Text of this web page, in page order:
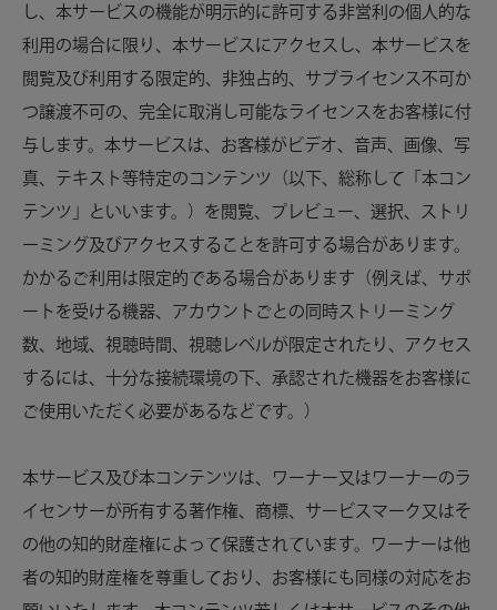
し、本サービスの機能が明示的に許可する非営利の個人的な
利用の場合に限り、本サービスにアクセスし、本サービスを
閲覧及び利用する限定的、非独占的、サブライセンス不可か
つ譲渡不可の、完全に取消し可能なライセンスをお客様に付
与します。本サービスは、お客様がビデオ、音声、画像、写
真、テキスト等特定のコンテンツ（以下、総称して「本コン
テンツ」といいます。）を閲覧、プレビュー、選択、ストリ
ーミング及びアクセスすることを許可する場合があります。
かかるご利用は限定的である場合があります（例えば、サポ
ートを受ける機器、アカウントごとの同時ストリーミング
数、地域、視聴時間、視聴レベルが限定されたり、アクセス
するには、十分な接続環境の下、承認された機器をお客様に
ご使用いただく必要があるなどです。）
本サービス及び本コンテンツは、ワーナー又はワーナーのラ
イセンサーが所有する著作権、商標、サービスマーク又はそ
の他の知的財産権によって保護されています。ワーナーは他
者の知的財産権を尊重しており、お客様にも同様の対応をお